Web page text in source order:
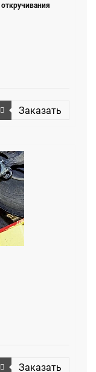
Заказать
Заказать